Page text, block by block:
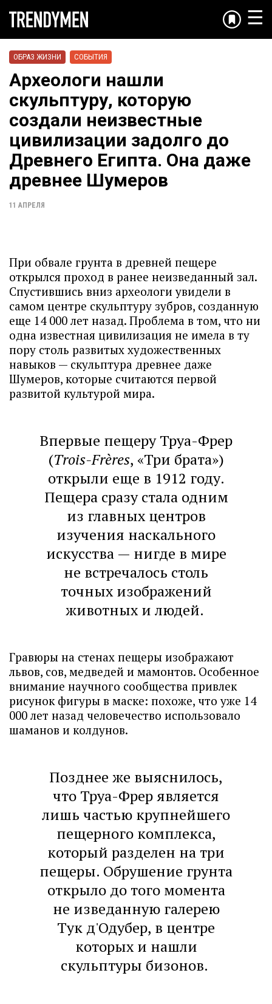
☰
ОБРАЗ ЖИЗНИ СОБЫТИЯ
Археологи нашли
скульптуру, которую
создали неизвестные
цивилизации задолго до
Древнего Египта. Она даже
древнее Шумеров
11 АПРЕЛЯ
При обвале грунта в древней пещере
открылся проход в ранее неизведанный зал.
Спустившись вниз археологи увидели в
самом центре скульптуру зубров, созданную
еще 14 000 лет назад. Проблема в том, что ни
одна известная цивилизация не имела в ту
пору столь развитых художественных
навыков — скульптура древнее даже
Шумеров, которые считаются первой
развитой культурой мира.
Впервые пещеру Труа-Фрер
(Trois-Frères, «Три брата»)
открыли еще в 1912 году.
Пещера сразу стала одним
из главных центров
изучения наскального
искусства — нигде в мире
не встречалось столь
точных изображений
животных и людей.
Гравюры на стенах пещеры изображают
львов, сов, медведей и мамонтов. Особенное
внимание научного сообщества привлек
рисунок фигуры в маске: похоже, что уже 14
000 лет назад человечество использовало
шаманов и колдунов.
Позднее же выяснилось,
что Труа-Фрер является
лишь частью крупнейшего
пещерного комплекса,
который разделен на три
пещеры. Обрушение грунта
открыло до того момента
не изведанную галерею
Тук д'Одубер, в центре
которых и нашли
скульптуры бизонов.